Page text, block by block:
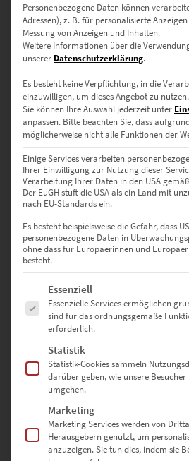
EZ00046 The Sound
€24,90–€
Enthält 19% Mwst.
zzgl.Versand
Lieferzeit: ca. 10
Fine Art-Wandbilder
Fotokunst mit dem
Etwas
Das Motiv schreit nicht um
das Wandbild deine Sinne. Dieses
eine Kunstströmung, die sich bei der
etablierte. Sie lässt sich schwer
nachvollziehen, wenn du hochwertige
Personenbezogene Daten können
Adressen), z. B. für personalisierte
Messung von Anzeigen und Inhalten.
Weitere Informationen über die
unserer Datenschutzerklärung.
Es besteht keine Verpflichtung, in die
einzuwilligen, um dieses Angebot zu nutzen.
Sie können Ihre Auswahl jederzeit unter
anpassen. Bitte beachten Sie, dass
möglicherweise nicht alle Funktionen der
Einige Services verarbeiten
Ihrer Einwilligung zur Nutzung dieser
Verarbeitung Ihrer Daten in den USA
Der EuGH stuft die USA als ein Land mit
nach EU-Standards ein.
Es besteht beispielsweise die Gefahr, dass
personenbezogene Daten in
ohne dass für Europäerinnen und
besteht.
Es folgt eine Liste der Service-
Essenziell
Essenzielle Services ermöglichen
sind für das ordnungsgemäße
erforderlich.
Statistik
Statistik-Cookies sammeln
darüber geben, wie unsere
umgehen.
Marketing
Marketing Services werden von
Herausgebern genutzt, um
anzuzeigen. Sie tun dies, indem sie